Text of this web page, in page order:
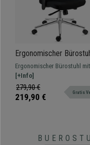
Ergonomischer
MARKO, Lordosenstütze,
Synchronmechanik,
Grau
Ergonomischer Bürostuhl mit
Lordosenstütze, hochwertige
Materialien, Metallstruktur
atmungsaktiver Netzbezug.
[+Info]
279,90 €
219,90 € Gratis